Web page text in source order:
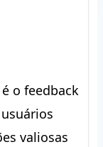
o feedback
valiosas